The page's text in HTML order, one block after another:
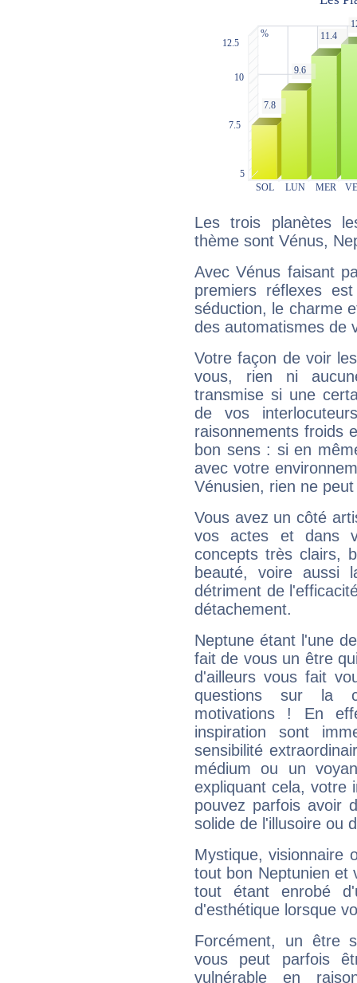
Les trois planètes
thème sont Vénus,
Avec Vénus faisant
premiers réflexes
séduction, le charme
des automatismes de
Votre façon de voir
vous, rien ni
transmise si une
de vos
raisonnements froids
bon sens : si en
avec votre
Vénusien, rien ne
Vous avez un côté
vos actes et dans
concepts très clairs,
beauté, voire aussi
détriment de
détachement.
Neptune étant l'une
fait de vous un être
d'ailleurs vous fait
questions sur la
motivations ! En
inspiration sont
sensibilité
médium ou un
expliquant cela, votre
pouvez parfois avoir
solide de l'illusoire ou
Mystique, visionnaire
tout bon Neptunien et
tout étant enrobé
d'esthétique lorsque
Forcément, un être
vous peut parfois
vulnérable en